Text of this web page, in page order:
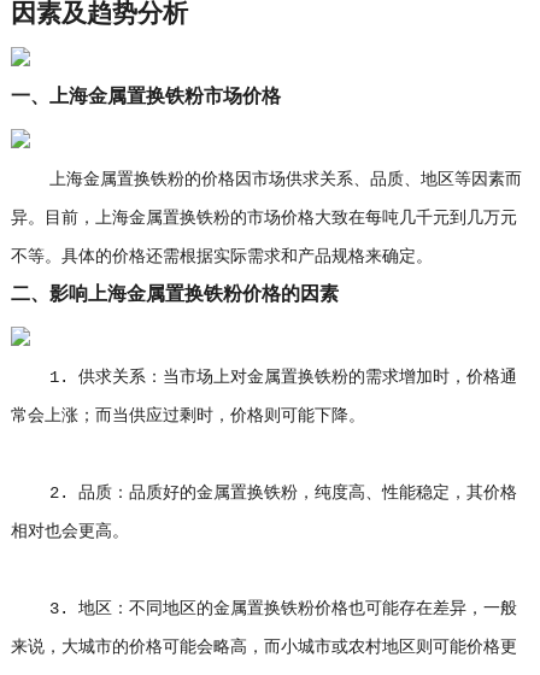
因素及趋势分析
一、上海金属置换铁粉市场价格
上海金属置换铁粉的价格因市场供求关系、品质、地区等因素而
异。目前，上海金属置换铁粉的市场价格大致在每吨几千元到几万元
不等。具体的价格还需根据实际需求和产品规格来确定。
二、影响上海金属置换铁粉价格的因素
1. 供求关系：当市场上对金属置换铁粉的需求增加时，价格通
常会上涨；而当供应过剩时，价格则可能下降。
2. 品质：品质好的金属置换铁粉，纯度高、性能稳定，其价格
相对也会更高。
3. 地区：不同地区的金属置换铁粉价格也可能存在差异，一般
来说，大城市的价格可能会略高，而小城市或农村地区则可能价格更